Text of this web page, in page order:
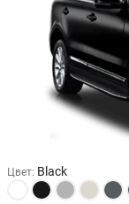
Цвет: Black